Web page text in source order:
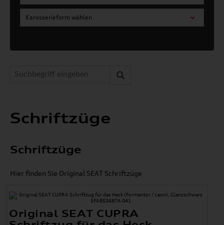
Karosserieform wählen
Schriftzüge
Schriftzüge
Hier finden Sie Original SEAT Schriftzüge
Original SEAT CUPRA